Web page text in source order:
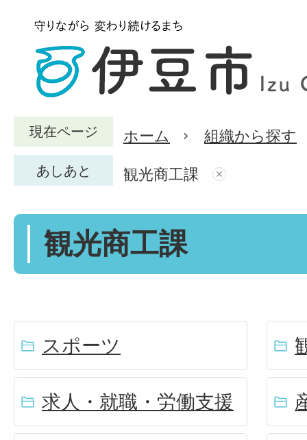
現在ページ ホーム 組織から探す
あしあと 観光商工課
観光商工課
スポーツ
求人・就職・労働支援